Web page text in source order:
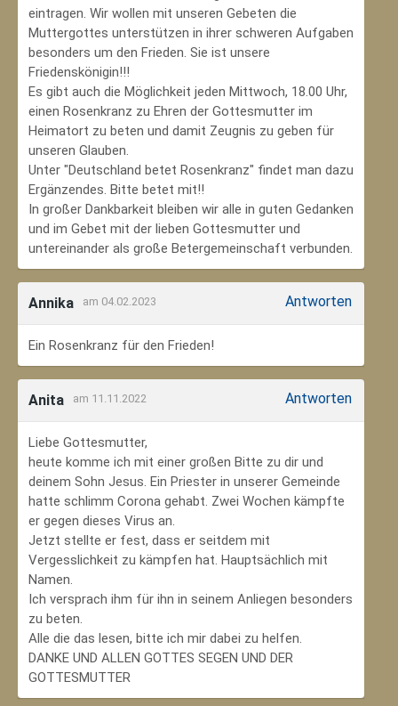
eintragen. Wir wollen mit unseren Gebeten die
Muttergottes unterstützen in ihrer schweren Aufgaben
besonders um den Frieden. Sie ist unsere
Friedenskönigin!!!
Es gibt auch die Möglichkeit jeden Mittwoch, 18.00 Uhr,
einen Rosenkranz zu Ehren der Gottesmutter im
Heimatort zu beten und damit Zeugnis zu geben für
unseren Glauben.
Unter "Deutschland betet Rosenkranz" findet man dazu
Ergänzendes. Bitte betet mit!!
In großer Dankbarkeit bleiben wir alle in guten Gedanken
und im Gebet mit der lieben Gottesmutter und
untereinander als große Betergemeinschaft verbunden.
Annika am 04.02.2023 Antworten
Ein Rosenkranz für den Frieden!
Anita am 11.11.2022 Antworten
Liebe Gottesmutter,
heute komme ich mit einer großen Bitte zu dir und
deinem Sohn Jesus. Ein Priester in unserer Gemeinde
hatte schlimm Corona gehabt. Zwei Wochen kämpfte
er gegen dieses Virus an.
Jetzt stellte er fest, dass er seitdem mit
Vergesslichkeit zu kämpfen hat. Hauptsächlich mit
Namen.
Ich versprach ihm für ihn in seinem Anliegen besonders
zu beten.
Alle die das lesen, bitte ich mir dabei zu helfen.
DANKE UND ALLEN GOTTES SEGEN UND DER
GOTTESMUTTER